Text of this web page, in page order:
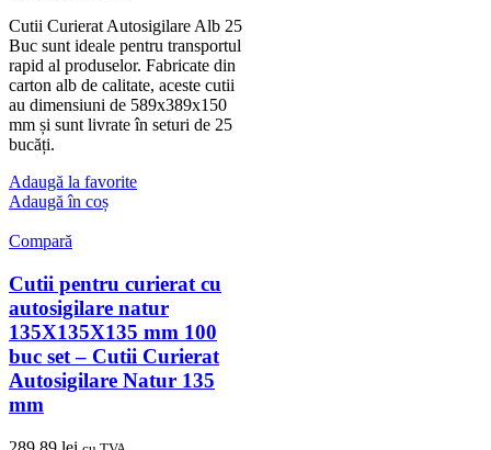
Cutii Curierat Autosigilare Alb 25
Buc sunt ideale pentru transportul
rapid al produselor. Fabricate din
carton alb de calitate, aceste cutii
au dimensiuni de 589x389x150
mm și sunt livrate în seturi de 25
bucăți.
Adaugă la favorite
Adaugă în coș
Compară
Cutii pentru curierat cu
autosigilare natur
135X135X135 mm 100
buc set – Cutii Curierat
Autosigilare Natur 135
mm